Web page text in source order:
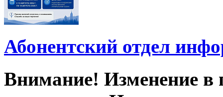
Абонентский отдел
Внимание! Изменение в